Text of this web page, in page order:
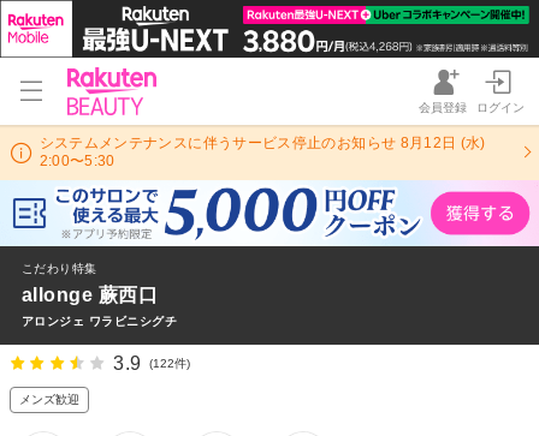
会員登録 ログイン
システムメンテナンスに伴うサービス停止のお知らせ 8月12日 (水)
2:00〜5:30
こだわり特集
allonge 蕨西口
アロンジェ ワラビニシグチ
3.9 (122件)
メンズ歓迎